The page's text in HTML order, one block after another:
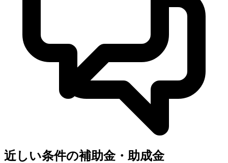
近しい条件の補助金・助成金